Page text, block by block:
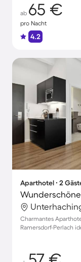
ab 65 €
pro Nacht
4.2
Aparthotel ∙ 2
Charmantes
Ramersdorf-Perlach